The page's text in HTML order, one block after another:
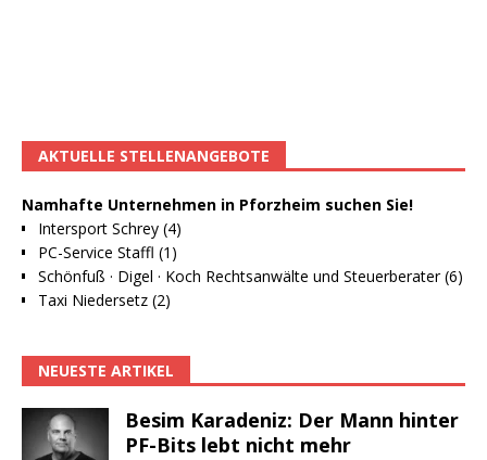
AKTUELLE STELLENANGEBOTE
Namhafte Unternehmen in Pforzheim suchen Sie!
Intersport Schrey (4)
PC-Service Staffl (1)
Schönfuß · Digel · Koch Rechtsanwälte und Steuerberater (6)
Taxi Niedersetz (2)
NEUESTE ARTIKEL
Besim Karadeniz: Der Mann hinter
PF-Bits lebt nicht mehr